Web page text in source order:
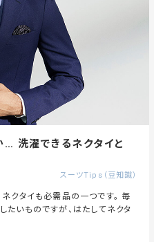
洗濯できるネクタイと
スーツTips（豆知識）
クタイも必需品の一つです。 毎
たいものですが、はたしてネクタ